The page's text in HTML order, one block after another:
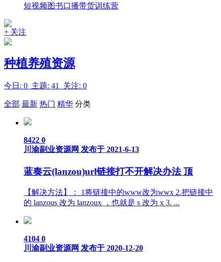
短视频图书口播带货训练营
+ 关注
种植养殖资源
今日: 0 主题: 41 关注: 0
全部 最新 热门 精华 分类
8422 0
川渝副业资源网 发布于 2021-6-13
蓝奏云(lanzou)url链接打不开解决办法 顶
【解决方法】： 1将链接中的www改为wwx 2.把链接中
的 lanzous 改为 lanzoux ，也就是 s 改为 x 3. ...
4104 0
川渝副业资源网 发布于 2020-12-20